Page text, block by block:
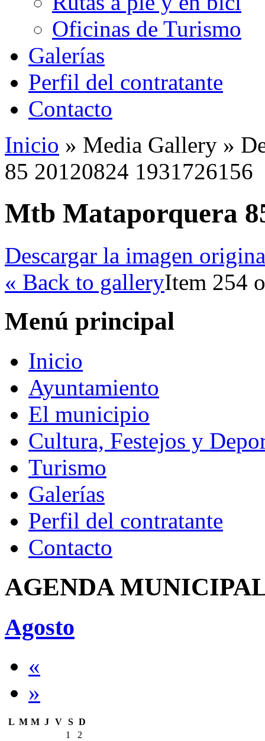
Oficinas de Turismo
Galerías
Perfil del contratante
Contacto
Inicio » Media Gallery »
85 20120824 1931726156
Mtb Mataporquera
Descargar la imagen
« Back to galleryItem 254
Menú principal
Inicio
Ayuntamiento
El municipio
Cultura, Festejos y
Turismo
Galerías
Perfil del contratante
Contacto
AGENDA
Agosto
«
»
L M M J V S D
1
2